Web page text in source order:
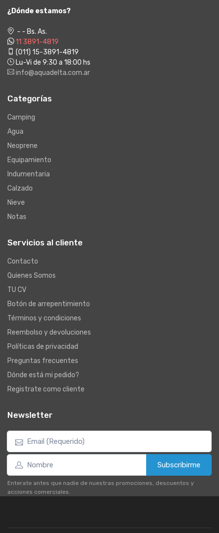
¿Dónde estamos?
- - Bs. As.
11 3891-4819
(011) 15-3891-4819
Lu-Vi de 9:30 a 18:00 hs
info@aquadelta.com.ar
Categorías
Camping
Agua
Neoprene
Equipamiento
Indumentaria
Calzado
Nieve
Notas
Servicios al cliente
Contacto
Quienes Somos
TU CV
Botón de arrepentimiento
Términos y condiciones
Reembolso y devoluciones
Políticas de privacidad
Preguntas frecuentes
Dónde está mi pedido?
Registrate como cliente
Newsletter
Subscribirme
Enterate antes que nadie de nuestras promociones, descuentos y
acciones comerciales.